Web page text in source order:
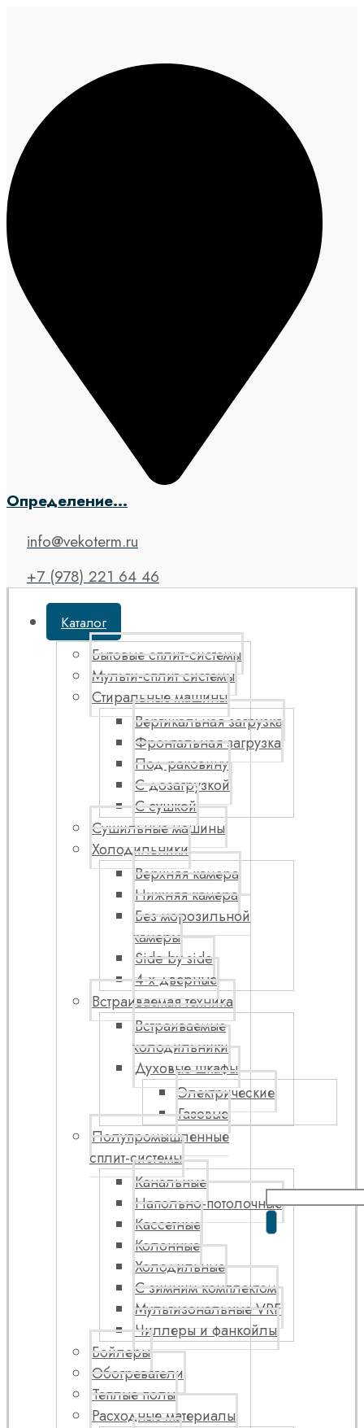
Определение...
info@vekoterm.ru
+7 (978) 221 64 46
Каталог
Бытовые сплит-системы
Мульти-сплит системы
Стиральные машины
Вертикальная загрузка
Фронтальная загрузка
Под раковину
С дозагрузкой
С сушкой
Сушильные машины
Холодильники
Верхняя камера
Нижняя камера
Без морозильной
камеры
Side by side
4-х дверные
Встраиваемая техника
Встраиваемые
холодильники
Духовые шкафы
Электрические
Газовые
Полупромышленные
сплит-системы
Канальные
Напольно-потолочные
Кассетные
Колонные
Холодильные
С зимним комплектом
Мультизональные VRF
Чиллеры и фанкойлы
Бойлеры
Обогреватели
Теплые полы
Расходные материалы